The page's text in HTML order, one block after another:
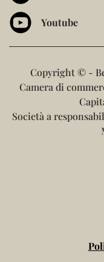
Youtube
Copyright © -
Camera di
Società a